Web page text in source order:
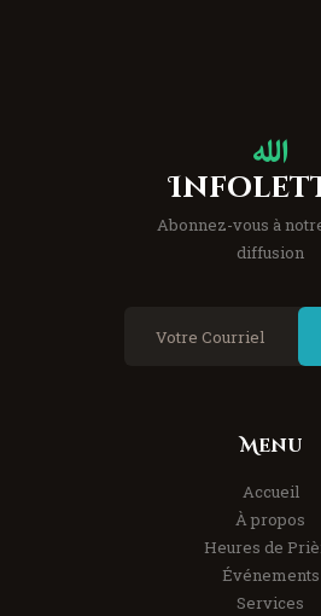
Abonnez-vous à
diffusion
Menu
Accueil
À propos
Heures de
Événements
Services